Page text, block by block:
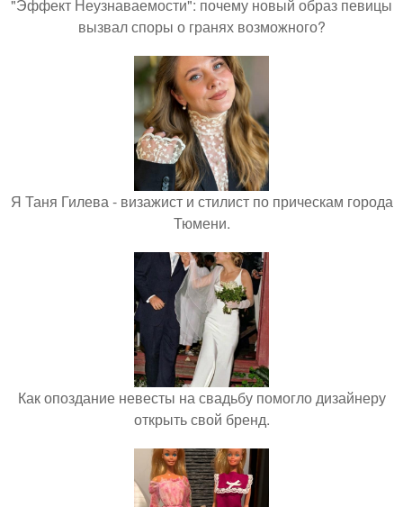
"Эффект Неузнаваемости": почему новый образ певицы
вызвал споры о гранях возможного?
Я Таня Гилева - визажист и стилист по прическам города
Тюмени.
Как опоздание невесты на свадьбу помогло дизайнеру
открыть свой бренд.